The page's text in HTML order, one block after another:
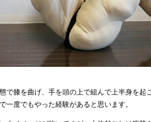
で膝を曲げ、手を頭の上で組んで上半身を起
一度でもやった経験があると思います。